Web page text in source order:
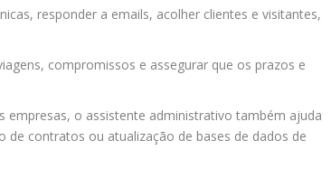
responder a emails, acolher clientes e visitantes,
compromissos e assegurar que os prazos e
empresas, o assistente administrativo também ajuda
contratos ou atualização de bases de dados de